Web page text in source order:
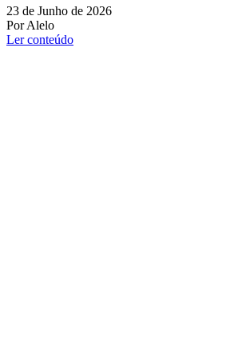
23 de Junho de 2026
Por Alelo
Ler conteúdo